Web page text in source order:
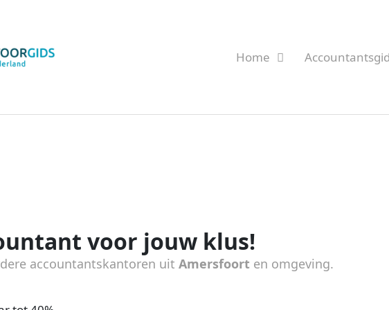
Home
voor jouw klus!
accountantskantoren uit Amersfoort en omgeving.